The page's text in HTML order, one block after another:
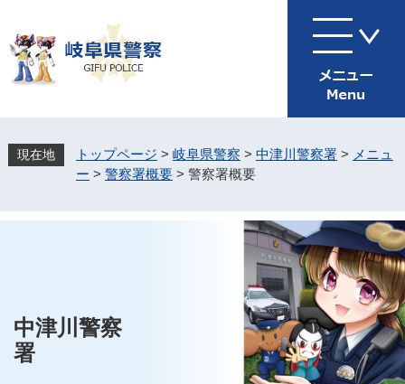
ジ
先
す
ュ
を
し
へ
トップページ > 岐阜県警察 > 中津川警察署 > メニュ
ー > 警察署概要> 警察署概要
中津川警察
署